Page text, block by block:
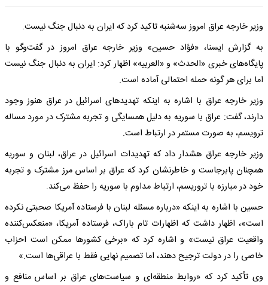
وزیر خارجه عراق امروز سه‌شنبه تاکید کرد که ایران به دنبال جنگ نیست.
به گزارش ایسنا، «فؤاد حسین» وزیر خارجه عراق امروز در گفت‌وگو با
پایگاه‌های خبری «الحدث» و «العربیه» اظهار کرد: ایران به دنبال جنگ نیست
اما برای هر گونه حمله احتمالی آماده است.
وزیر خارجه عراق با اشاره به اینکه تهدیدهای اسرائیل در عراق هنوز وجود
دارند، گفت: عراق با سوریه به دلیل همسایگی و تجربه مشترک در مورد مساله
ترویسم، به صورت مستمر در ارتباط است.
وزیر خارجه عراق هشدار داد که تهدیدات اسرائیل در عراق، لبنان و سوریه
همچنان پابرجاست و خاطرنشان کرد که عراق بر اساس مرز مشترک و تجربه
خود در مبارزه با تروریسم، ارتباط مداوم با سوریه را حفظ می‌کند.
حسین با اشاره به اینکه «درباره مسئله لبنان با فرستاده آمریکا صحبتی نکرده
است»، اظهار داشت که اظهارات تام باراک، فرستاده آمریکا، «منعکس‌کننده
واقعیت عراق نیست» و اشاره کرد که «برخی کشورها ممکن است احزاب
خاصی را در دولت ترجیح دهند، اما تصمیم نهایی فقط با عراقی‌ها است.»
وی تأکید کرد که «روابط منطقه‌ای و سیاست‌های عراق بر اساس منافع و